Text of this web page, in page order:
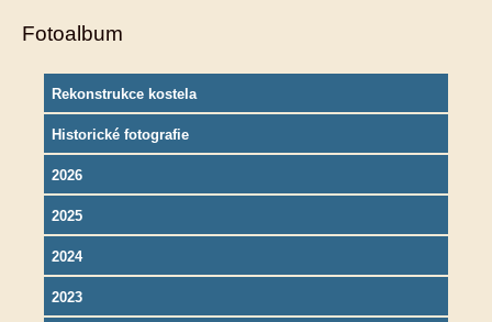
Fotoalbum
Rekonstrukce kostela
Historické fotografie
2026
2025
2024
2023